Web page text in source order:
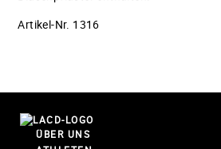
Artikel-Nr. 1316
ÜBER UNS